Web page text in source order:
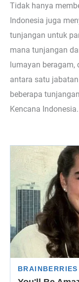
Tidak hanya
Indonesia juga
tunjangan untuk
mana tunjangan
lumayan beragam,
antara satu
beberapa
Kencana Indonesia.